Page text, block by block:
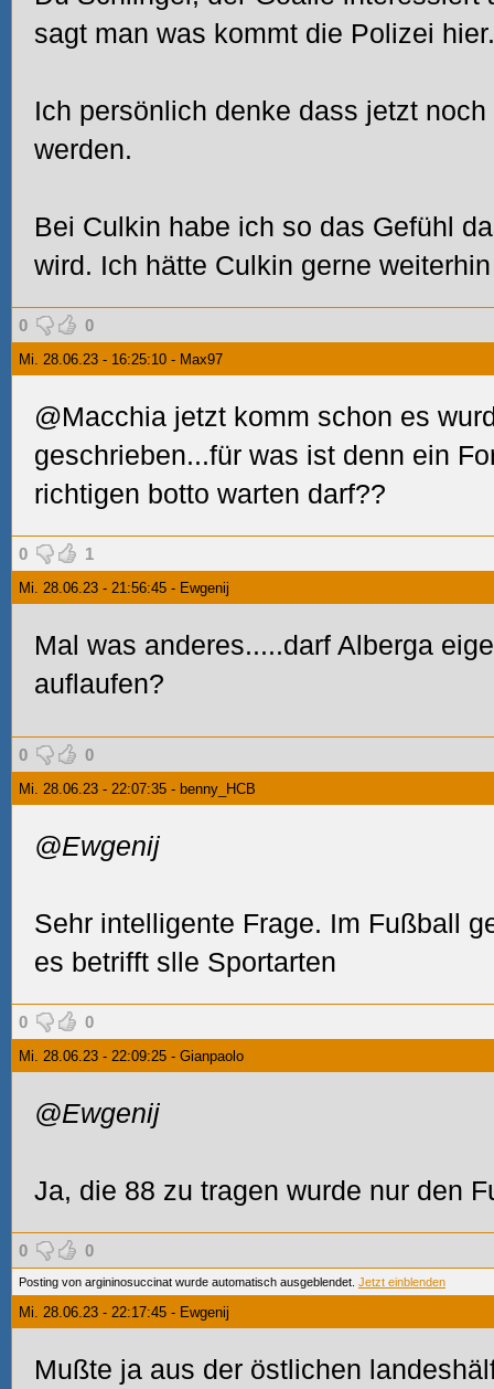
sagt man was kommt die Polizei
Ich persönlich denke dass jetzt noch
werden.
Bei Culkin habe ich so das Gefühl
wird. Ich hätte Culkin gerne
0 0
Mi. 28.06.23 - 16:25:10 - Max97
@Macchia jetzt komm schon es
geschrieben...für was ist denn ein
richtigen botto warten darf??
0 1
Mi. 28.06.23 - 21:56:45 - Ewgenij
Mal was anderes.....darf Alberga
auflaufen?
0 0
Mi. 28.06.23 - 22:07:35 - benny_HCB
@Ewgenij
Sehr intelligente Frage. Im Fußball
es betrifft slle Sportarten
0 0
Mi. 28.06.23 - 22:09:25 - Gianpaolo
@Ewgenij
Ja, die 88 zu tragen wurde nur den
0 0
Posting von argininosuccinat wurde automatisch ausgeblendet. Jetzt einblenden
Mi. 28.06.23 - 22:17:45 - Ewgenij
Mußte ja aus der östlichen